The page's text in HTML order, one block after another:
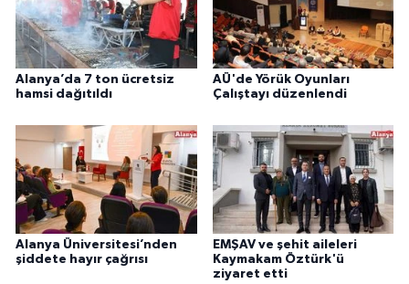
Alanya’da 7 ton ücretsiz
hamsi dağıtıldı
AÜ'de Yörük Oyunları
Çalıştayı düzenlendi
Alanya Üniversitesi’nden
şiddete hayır çağrısı
EMŞAV ve şehit aileleri
Kaymakam Öztürk'ü
ziyaret etti